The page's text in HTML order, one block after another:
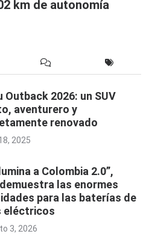
km de autonomía
Outback 2026: un SUV
aventurero y
renovado
2025
a Colombia 2.0”,
las enormes
para las baterías de
eléctricos
3, 2026